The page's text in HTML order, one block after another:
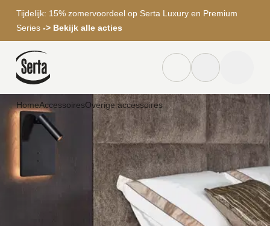
Tijdelijk: 15% zomervoordeel op Serta Luxury en Premium
Series -> Bekijk alle acties
Dealer locator knop
Zoek knop
Zoeken
HomeAccessoiresOverige accessoires